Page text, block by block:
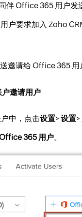
伴 Office 365 用户发
户要求加入 Zoho
邀请给 Office 365
邀请用户
中，点击设置>设置>
365 用户。